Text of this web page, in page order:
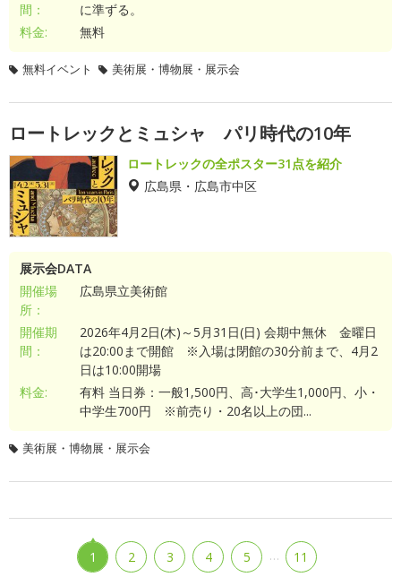
間：
に準ずる。
料金:
無料
無料イベント 美術展・博物展・展示会
ロートレックとミュシャ パリ時代の10年
ロートレックの全ポスター31点を紹介
広島県・広島市中区
展示会DATA
開催場
所：
広島県立美術館
開催期
間：
2026年4月2日(木)～5月31日(日) 会期中無休 金曜日
は20:00まで開館 ※入場は閉館の30分前まで、4月2
日は10:00開場
料金:
有料 当日券：一般1,500円、高･大学生1,000円、小・
中学生700円 ※前売り・20名以上の団...
美術展・博物展・展示会
1 2 3 4 5 … 11